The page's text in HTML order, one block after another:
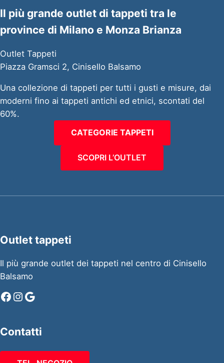
Il più grande outlet di tappeti tra le
province di Milano e Monza Brianza
Outlet Tappeti
Piazza Gramsci 2, Cinisello Balsamo
Una collezione di tappeti per tutti i gusti e misure, dai
moderni fino ai tappeti antichi ed etnici, scontati del
60%.
CATEGORIE TAPPETI
SCOPRI L’OUTLET
Outlet tappeti
Il più grande outlet dei tappeti nel centro di Cinisello
Balsamo
Facebook
Instagram
Google
Contatti